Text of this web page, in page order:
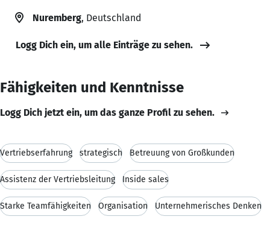
Nuremberg, Deutschland
Logg Dich ein, um alle Einträge zu sehen.
Fähigkeiten und Kenntnisse
Logg Dich jetzt ein, um das ganze Profil zu sehen.
Vertriebserfahrung strategisch Betreuung von Großkunden
Assistenz der Vertriebsleitung Inside sales
Starke Teamfähigkeiten Organisation Unternehmerisches Denken